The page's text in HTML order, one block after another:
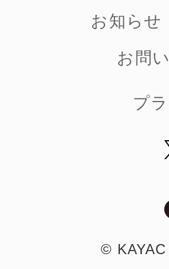
お知らせ
お問
プ
©︎